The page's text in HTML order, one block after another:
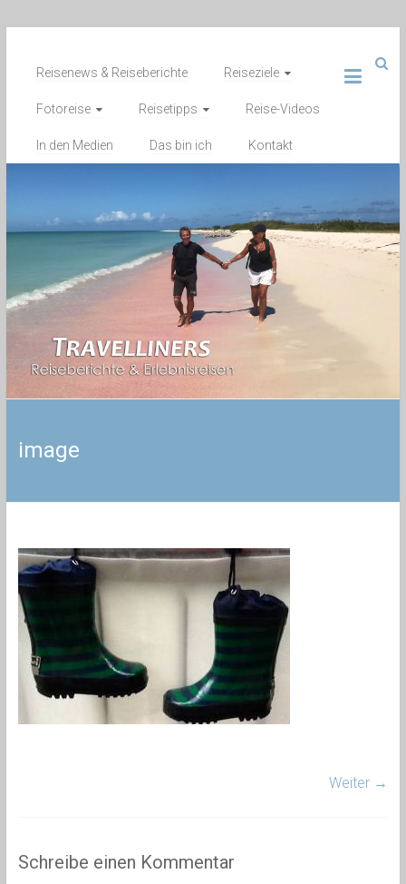
springenReisenews & Reiseberichte Reiseziele
Fotoreise Reisetipps Reise-Videos
In den Medien Das bin ich Kontakt
image
Weiter →
Schreibe einen Kommentar